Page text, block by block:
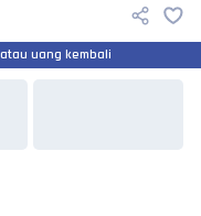
uang kembali